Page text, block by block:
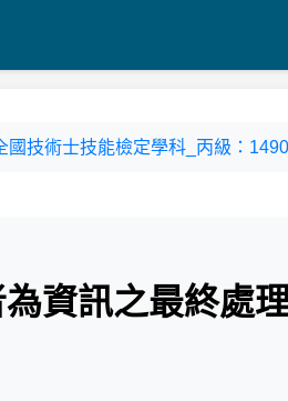
國技術士技能檢定學科_丙級：
資訊之最終處